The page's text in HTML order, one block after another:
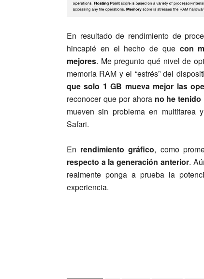
En resultado de rendimiento de
hincapié en el hecho de quecon
mejores. Me pregunto qué nivel de
memoria RAM y el “estrés” del
que solo 1 GB mueva mejor las
reconocer que por ahora no he
mueven sin problema en multitarea
Safari.
En rendimiento gráfico, como
respecto a la generación anterior.
realmente ponga a prueba la
experiencia.